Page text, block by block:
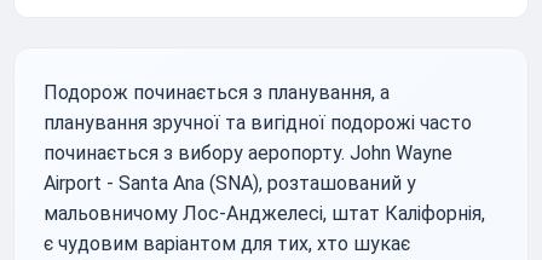
Подорож починається з планування, а
планування зручної та вигідної подорожі часто
починається з вибору аеропорту. John Wayne
Airport - Santa Ana (SNA), розташований у
мальовничому Лос-Анджелесі, штат Каліфорнія,
є чудовим варіантом для тих, хто шукає